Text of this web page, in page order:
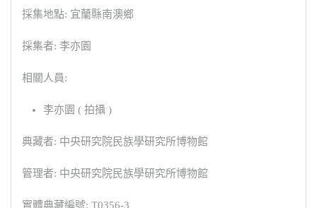
採集地點: 宜蘭縣南澳鄉
採集者: 李亦園
相關人員:
李亦園 ( 拍攝 )
典藏者: 中央研究院民族學研究所博物館
管理者: 中央研究院民族學研究所博物館
實體典藏編號: T0356-3